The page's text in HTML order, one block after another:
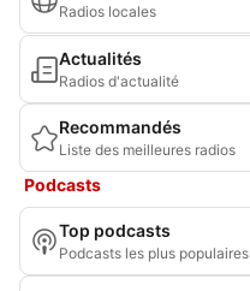
Radios locales
Actualités
Radios d'actualité
Recommandés
Liste des meilleures radios
Podcasts
Top podcasts
Podcasts les plus populaires